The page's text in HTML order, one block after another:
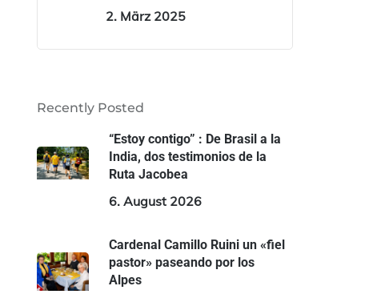
2. März 2025
Recently Posted
“Estoy contigo” : De Brasil a la
India, dos testimonios de la
Ruta Jacobea
6. August 2026
Cardenal Camillo Ruini un «fiel
pastor» paseando por los
Alpes